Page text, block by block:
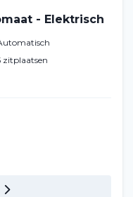
- Elektrisch
zitplaatsen